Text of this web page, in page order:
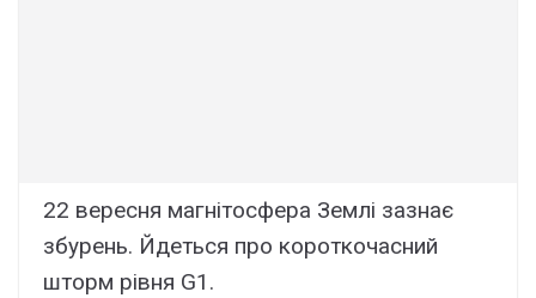
22 вересня магнітосфера Землі зазнає
збурень. Йдеться про короткочасний
шторм рівня G1.